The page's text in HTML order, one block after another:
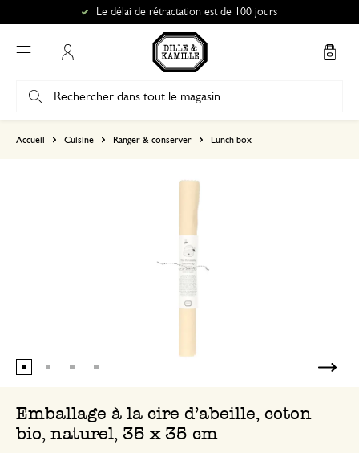
Le délai de rétractation est de 100 jours
Accueil Cuisine Ranger & conserver Lunch box
Emballage à la cire d'abeille, coton
bio, naturel, 35 x 35 cm